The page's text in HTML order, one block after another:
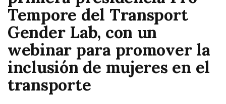
Tempore del Transport
Gender Lab, con un
webinar para promover la
inclusión de mujeres en el
transporte